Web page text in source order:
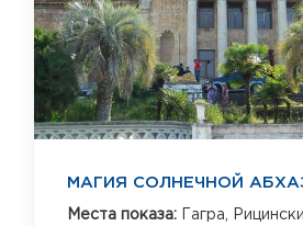
МАГИЯ СОЛНЕЧНОЙ
Места показа: Гагра,